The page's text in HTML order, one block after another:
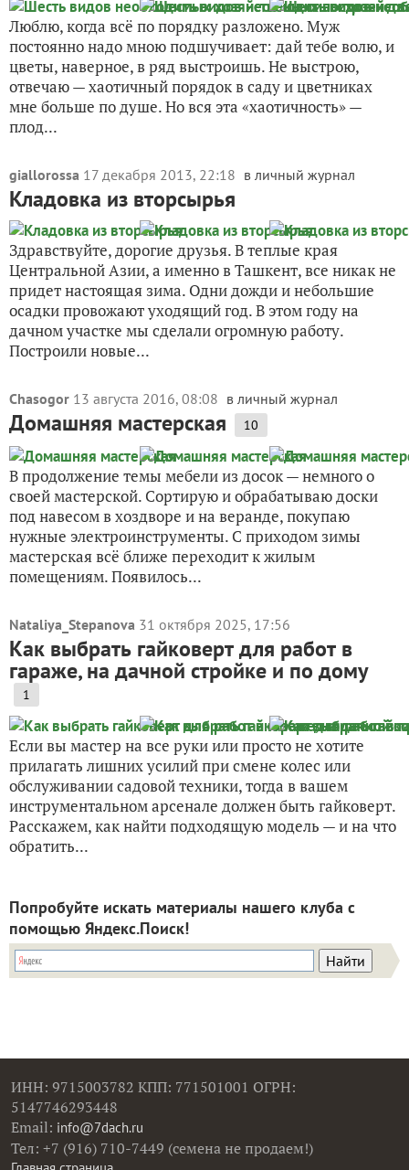
Люблю, когда всё по порядку разложено. Муж
постоянно надо мною подшучивает: дай тебе волю, и
цветы, наверное, в ряд выстроишь. Не выстрою,
отвечаю — хаотичный порядок в саду и цветниках
мне больше по душе. Но вся эта «хаотичность» —
плод...
giallorossa 17 декабря 2013, 22:18 в личный журнал
Кладовка из вторсырья
Здравствуйте, дорогие друзья. В теплые края
Центральной Азии, а именно в Ташкент, все никак не
придет настоящая зима. Одни дожди и небольшие
осадки провожают уходящий год. В этом году на
дачном участке мы сделали огромную работу.
Построили новые...
Chasogor 13 августа 2016, 08:08 в личный журнал
Домашняя мастерская 10
В продолжение темы мебели из досок — немного о
своей мастерской. Сортирую и обрабатываю доски
под навесом в хоздворе и на веранде, покупаю
нужные электроинструменты. С приходом зимы
мастерская всё ближе переходит к жилым
помещениям. Появилось...
Nataliya_Stepanova 31 октября 2025, 17:56
Как выбрать гайковерт для работ в
гараже, на дачной стройке и по дому
1
Если вы мастер на все руки или просто не хотите
прилагать лишних усилий при смене колес или
обслуживании садовой техники, тогда в вашем
инструментальном арсенале должен быть гайковерт.
Расскажем, как найти подходящую модель — и на что
обратить...
Попробуйте искать материалы нашего клуба с
помощью Яндекс.Поиск!
ИНН: 9715003782 КПП: 771501001 ОГРН:
5147746293448
Email: info@7dach.ru
Тел: +7 (916) 710-7449 (семена не продаем!)